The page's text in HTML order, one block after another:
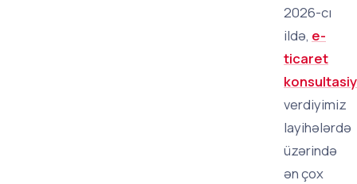
2026-cı
ildə, e-
ticaret
verdiyimiz
layihələrdə
üzərində
ən çox